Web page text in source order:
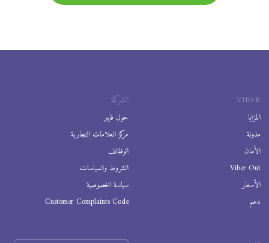
VIBER
المزايا
مدونة
الأمان
Viber Out
الأسعار
دعم
الشركة
حول فايبر
مركز العلامات التجارية
الوظائف
الشروط والسياسات
سياسة الخصوصية
Customer Complaints Code